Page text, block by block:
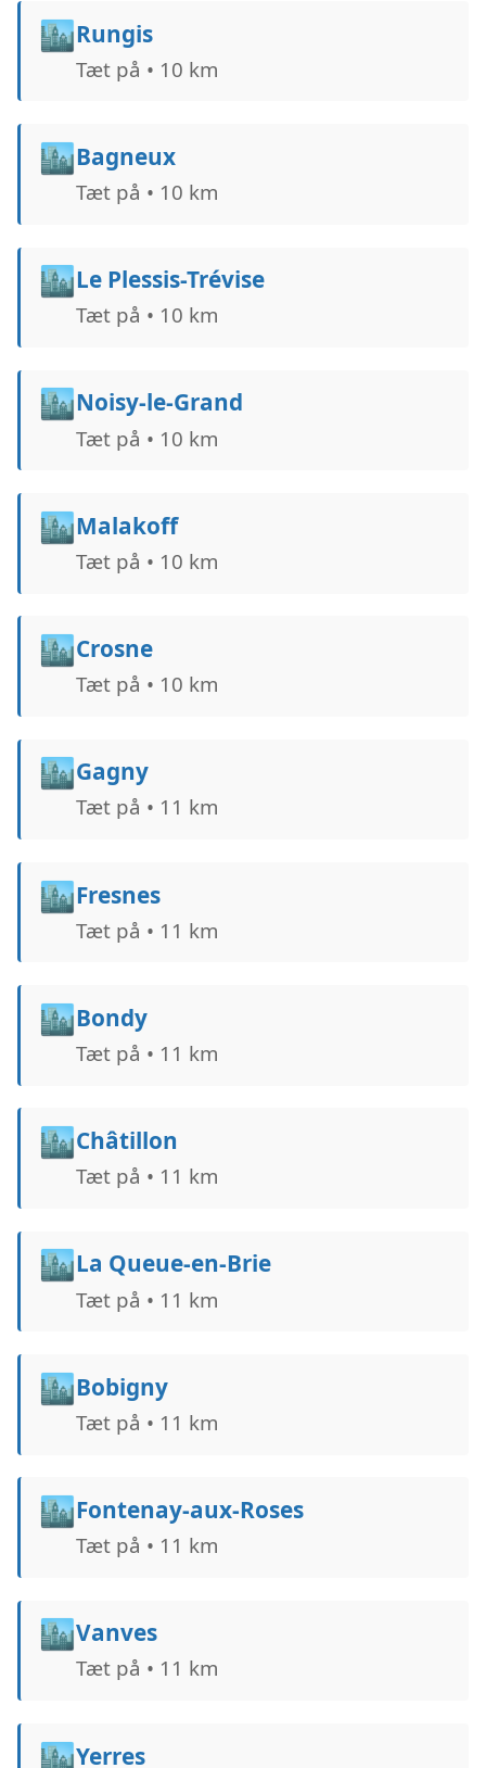
🏙️Rungis
Tæt på • 10 km
🏙️Bagneux
Tæt på • 10 km
🏙️Le Plessis-Trévise
Tæt på • 10 km
🏙️Noisy-le-Grand
Tæt på • 10 km
🏙️Malakoff
Tæt på • 10 km
🏙️Crosne
Tæt på • 10 km
🏙️Gagny
Tæt på • 11 km
🏙️Fresnes
Tæt på • 11 km
🏙️Bondy
Tæt på • 11 km
🏙️Châtillon
Tæt på • 11 km
🏙️La Queue-en-Brie
Tæt på • 11 km
🏙️Bobigny
Tæt på • 11 km
🏙️Fontenay-aux-Roses
Tæt på • 11 km
🏙️Vanves
Tæt på • 11 km
🏙️Yerres